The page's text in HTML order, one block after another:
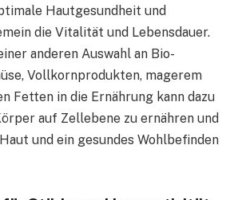
Hautgesundheit und
die Vitalität und Lebensdauer.
anderen Auswahl an Bio-
Vollkornprodukten, magerem
Fetten in die Ernährung kann dazu
auf Zellebene zu ernähren und
und ein gesundes Wohlbefinden